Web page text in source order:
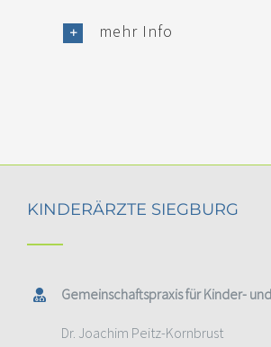
mehr Info
KINDERÄRZTE SIEGBURG
Gemeinschaftspraxis für Kinder-
Dr. Joachim Peitz-Kornbrust